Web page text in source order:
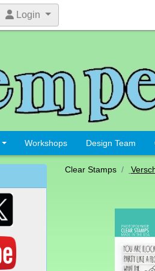
Login
Workshops Design Team
Clear Stamps